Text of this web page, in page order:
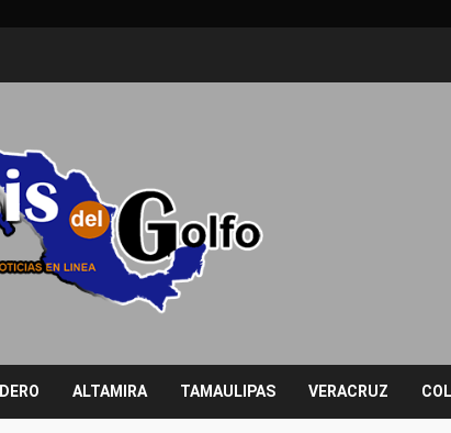
ALTAMIRA TAMAULIPAS VERACRUZ